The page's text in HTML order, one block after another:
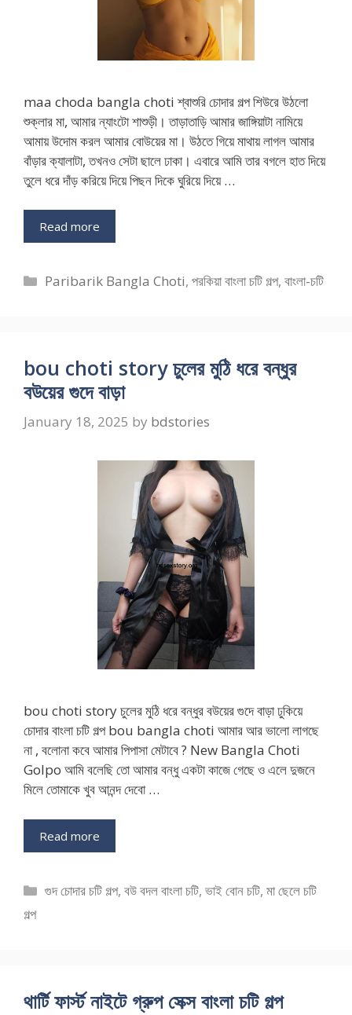
maa choda bangla choti শ্বাশুরি চোদার গল্প শিউরে উঠলো
শুক্লার মা, আমার ন্যাংটো শাশুড়ী। তাড়াতাড়ি আমার জাঙ্গিয়াটা নামিয়ে
আমায় উদোম করল আমার বোউয়ের মা। উঠতে গিয়ে মাথায় লাগল আমার
বাঁড়ার ক্যালাটা, তখনও সেটা ছালে ঢাকা। এবারে আমি তার বগলে হাত দিয়ে
তুলে ধরে দাঁড় করিয়ে দিয়ে পিছন দিকে ঘুরিয়ে দিয়ে …
Read more
Categories
Paribarik Bangla Choti,পরকিয়া বাংলা চটি গল্প,বাংলা-চটি
bou choti story চুলের মুঠি ধরে বন্ধুর
বউয়ের গুদে বাড়া
January 18, 2025 by bdstories
bou choti story চুলের মুঠি ধরে বন্ধুর বউয়ের গুদে বাড়া ঢুকিয়ে
চোদার বাংলা চটি গল্প bou bangla choti আমার আর ভালো লাগছে
না , বলোনা কবে আমার পিপাসা মেটাবে ? New Bangla Choti
Golpo আমি বলেছি তো আমার বন্ধু একটা কাজে গেছে ও এলে দুজনে
মিলে তোমাকে খুব আনন্দ দেবো …
Read more
Categories
গুদ চোদার চটি গল্প,বউ বদল বাংলা চটি,ভাই বোন চটি,মা ছেলে চটি
গল্প
থার্টি ফার্স্ট নাইটে গ্রুপ সেক্স বাংলা চটি গল্প